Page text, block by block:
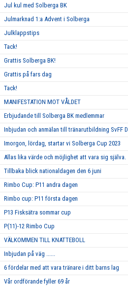
Jul kul med Solberga BK
Julmarknad 1:a Advent i Solberga
Julklappstips
Tack!
Grattis Solberga BK!
Grattis på fars dag
Tack!
MANIFESTATION MOT VÅLDET
Erbjudande till Solberga BK medlemmar
Inbjudan och anmälan till tränarutbildning SvFF D
Imorgon, lördag, startar vi Solberga Cup 2023
Allas lika värde och möjlighet att vara sig själva.
Tillbaka blick nationaldagen den 6 juni
Rimbo Cup: P11 andra dagen
Rimbo cup: P11 första dagen
P13 Fisksätra sommar cup
P(11)-12 Rimbo Cup
VÄLKOMMEN TILL KNATTEBOLL
Inbjudan på väg ......
6 fördelar med att vara tränare i ditt barns lag
Vår ordförande fyller 69 år